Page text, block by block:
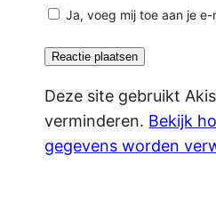
Ja, voeg mij toe aan je e-
Deze site gebruikt
verminderen. Bekijk
gegevens worden